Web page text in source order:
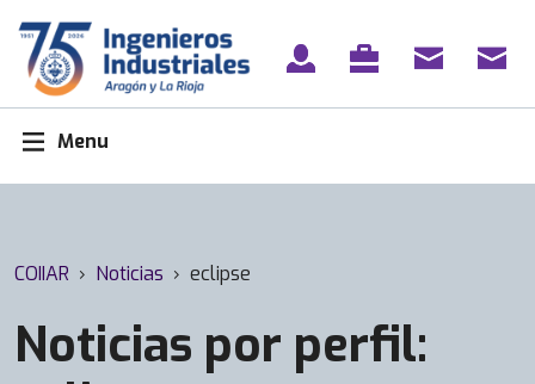
content
Menu
COIIAR › Noticias › eclipse
Noticias por perfil: